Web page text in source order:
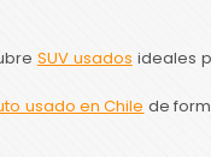
SUV usados ideales
usado en Chile de